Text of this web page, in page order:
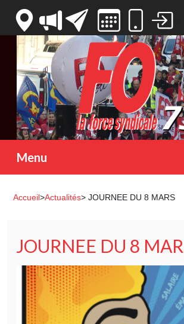
Menu
Accueil>Actualités> JOURNEE DU 8 MARS
JOURNEE DU 8